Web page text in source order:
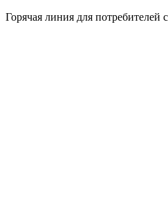
Горячая линия для потребителей